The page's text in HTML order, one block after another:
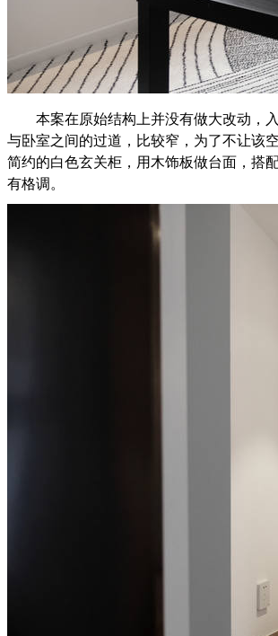
本案在原始结构上并没有做大改动，
与卧室之间的过道，比较窄，为了不让该
简约的白色玄关柜，用木饰板做台面，搭
有格调。